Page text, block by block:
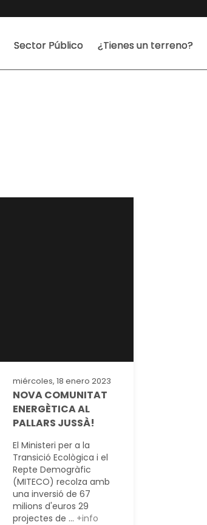
Sector Público ¿Tienes un terreno?
miércoles, 18 enero 2023
NOVA COMUNITAT
ENERGÈTICA AL
PALLARS JUSSÀ!
El Ministeri per a la
Transició Ecològica i el
Repte Demogràfic
(MITECO) recolza amb
una inversió de 67
milions d'euros 29
projectes de ... +info